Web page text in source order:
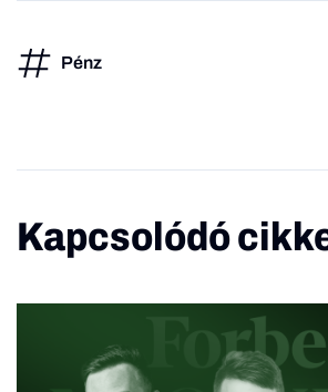
Pénz
Kapcsolódó